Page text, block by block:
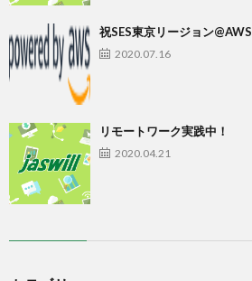
祝SES東京リージョン@AWS
2020.07.16
リモートワーク実践中！
2020.04.21